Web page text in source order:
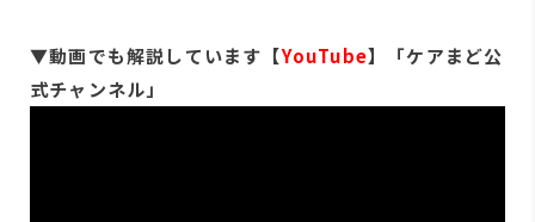
▼動画でも解説しています【YouTube】「ケアまど公
式チャンネル」